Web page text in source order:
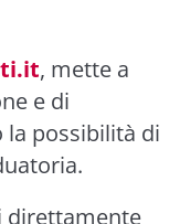
, mette a
e di
possibilità di
direttamente